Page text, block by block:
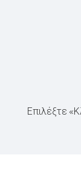
Επιλέξτε